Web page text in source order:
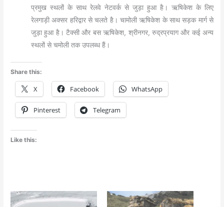
प्रमुख स्थलों के साथ रेलवे नेटवर्क से जुड़ा हुआ है। ऋषिकेश के लिए
रेलगाड़ी अक्सर हरिद्वार से चलते है। चामोली ऋषिकेश के साथ सड़क मार्ग से
जुड़ा हुआ है। टैक्सी और बस ऋषिकेश, श्रीनगर, रुद्रप्रयाग और कई अन्य
स्थलों से चमोली तक उपलब्ध हैं।
Share this:
X Facebook WhatsApp
Pinterest Telegram
Like this: